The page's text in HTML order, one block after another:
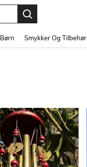
Børn Smykker Og Tilbehør